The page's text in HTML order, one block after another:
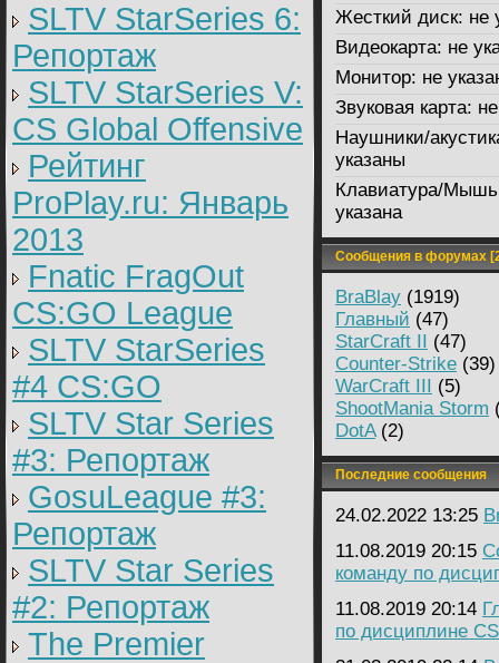
SLTV StarSeries 6:
Репортаж
SLTV StarSeries V:
CS Global Offensive
Рейтинг
ProPlay.ru: Январь
2013
Fnatic FragOut
CS:GO League
SLTV StarSeries
#4 CS:GO
SLTV Star Series
#3: Репортаж
GosuLeague #3:
Репортаж
SLTV Star Series
#2: Репортаж
The Premier
Жесткий диск: не
Видеокарта: не
Монитор: не
Звуковая карта:
Наушники/
указаны
Клавиатура/
указана
Сообщения в форумах
BraBlay (1919)
Главный (47)
StarCraft II (47)
Counter-Strike (39)
WarCraft III (5)
ShootMania Storm
DotA(2)
Последние сообщения
24.02.2022 13:25
11.08.2019 20:15
команду по
11.08.2019 20:14
по дисциплине